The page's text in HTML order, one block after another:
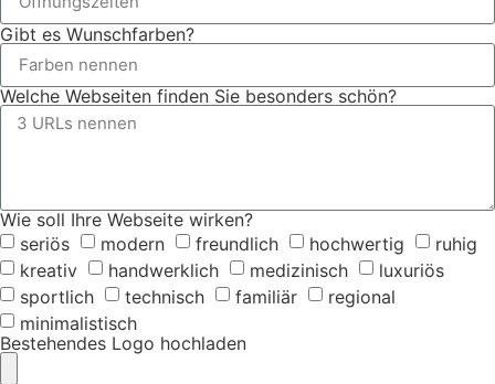
Gibt es Wunschfarben?
Welche Webseiten finden Sie besonders schön?
Wie soll Ihre Webseite wirken?
seriös
modern freundlich hochwertig
ruhig
kreativ
handwerklich medizinisch
luxuriös
sportlich
technisch familiär
regional
minimalistisch
Bestehendes Logo hochladen